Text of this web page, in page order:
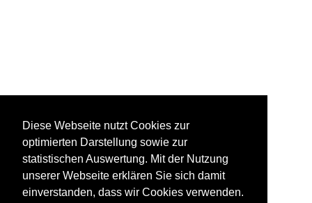
Diese Webseite nutzt Cookies zur
optimierten Darstellung sowie zur
statistischen Auswertung. Mit der Nutzung
unserer Webseite erklären Sie sich damit
einverstanden, dass wir Cookies verwenden.